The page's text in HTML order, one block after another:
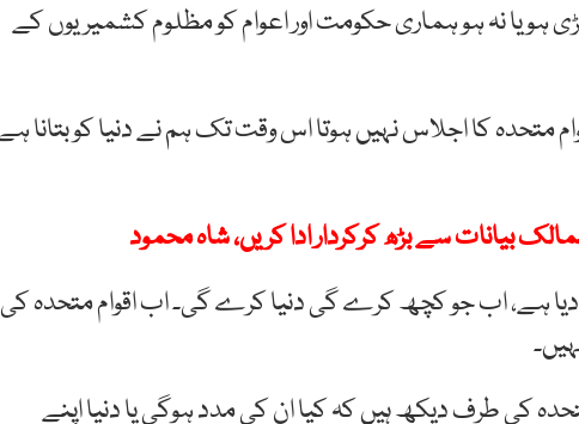
ہو یا نہ ہو ہماری حکومت اور اعوام کو مظلوم کشمیریوں کے
تک جب تک اقوام متحدہ کا اجلاس نہیں ہوتا اس وقت تک ہم نے دنیا کو بتانا
بیانات سے بڑھ کرکردار ادا کریں، شاہ محمود
ہے، اب جو کچھ کرے گی دنیا کرے گی۔ اب اقوام متحدہ کی
کی طرف دیکھ ہیں کہ کیا ان کی مدد ہوگی یا دنیا اپنے